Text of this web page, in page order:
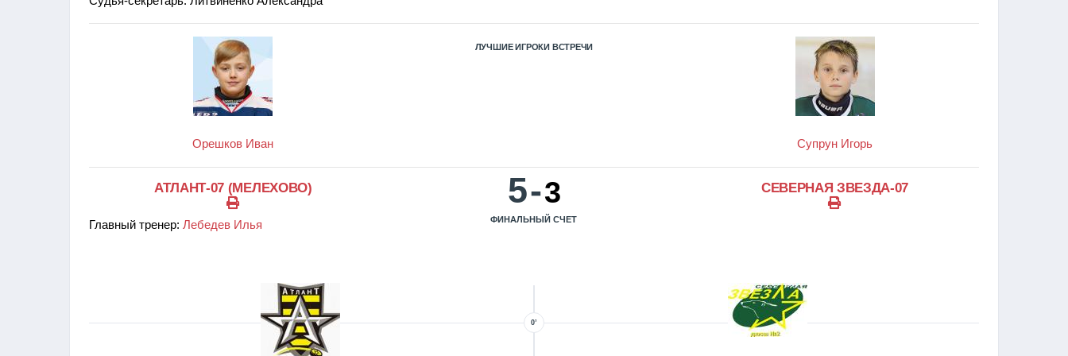
Орешков Иван
ЛУЧШИЕ ИГРОКИ ВСТРЕЧИ
Супрун Игорь
АТЛАНТ-07 (МЕЛЕХОВО)
Главный тренер: Лебедев Илья
5-3
ФИНАЛЬНЫЙ СЧЕТ
СЕВЕРНАЯ ЗВЕЗДА-07
0’